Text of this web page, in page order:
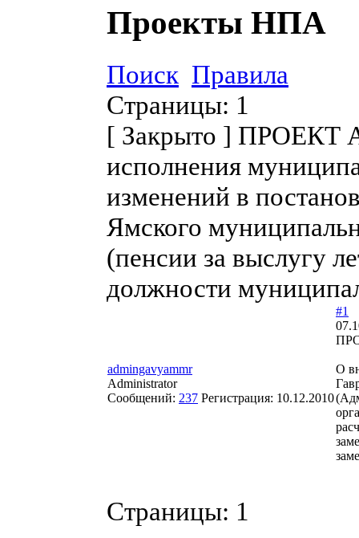
Проекты НПА
Поиск Правила
Страницы: 1
[ Закрыто ] ПРОЕКТ
исполнения
изменений в
Ямского
(пенсии за выслугу
должности
admingavyammr
Administrator
Сообщений: 237 Регистрация: 10.12.2010
#1
О
Страницы: 1